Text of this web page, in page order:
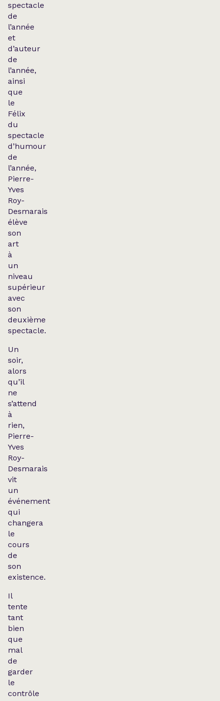
spectacle
de
l’année
et
d’auteur
de
l’année,
ainsi
que
le
Félix
du
spectacle
d’humour
de
l’année,
Pierre-
Yves
Roy-
Desmarais
élève
son
art
à
un
niveau
supérieur
avec
son
deuxième
spectacle.
Un
soir,
alors
qu’il
ne
s’attend
à
rien,
Pierre-
Yves
Roy-
Desmarais
vit
un
événement
qui
changera
le
cours
de
son
existence.
Il
tente
tant
bien
que
mal
de
garder
le
contrôle